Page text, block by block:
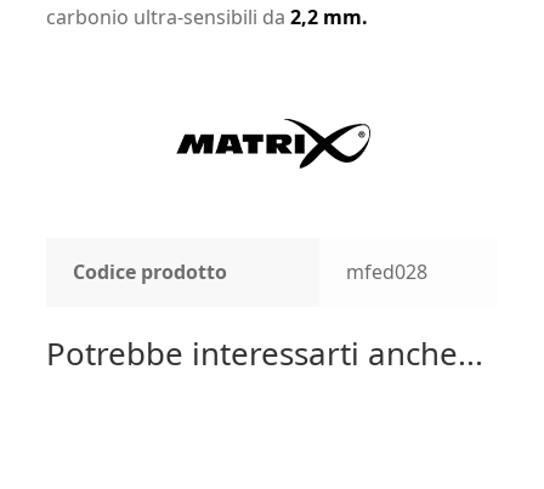
carbonio ultra-sensibili da 2,2 mm.
Codice prodotto mfed028
Potrebbe interessarti anche...